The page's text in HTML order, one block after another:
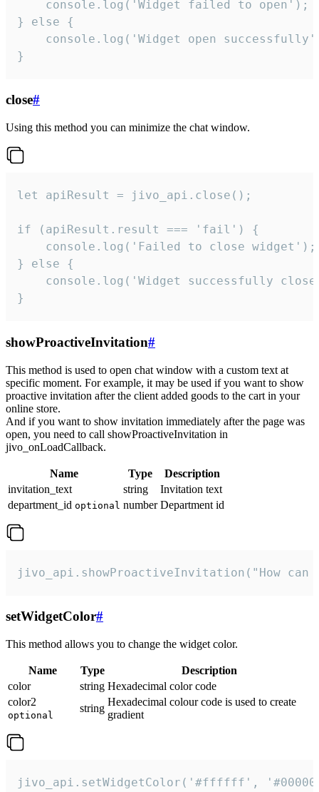
    console.log('Widget failed to open');
} else {
console.log('Widget open
}
close#
Using this method you can minimize the chat window.
let apiResult = jivo_api.close();
if (apiResult.result === 'fail') {
    console.log('Failed to close widget');
} else {
console.log('Widget successfully
}
showProactiveInvitation#
This method is used to open chat window with a custom text at
specific moment. For example, it may be used if you want to show
proactive invitation after the client added goods to the cart in your
online store.
And if you want to show invitation immediately after the page was
open, you need to call showProactiveInvitation in
jivo_onLoadCallback.
Name Type
Description
invitation_text
string
Invitation text
department_id optional number Department id
jivo_api.showProactiveInvitation("How
setWidgetColor#
This method allows you to change the widget color.
Name Type
Description
color
string Hexadecimal color code
color2
optional
string
Hexadecimal colour code is used to create
gradient
jivo_api.setWidgetColor('#ffffff',